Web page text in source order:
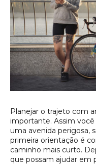
Planejar o trajeto com
importante. Assim
uma avenida perigosa,
primeira orientação é
caminho mais curto.
que possam ajudar em